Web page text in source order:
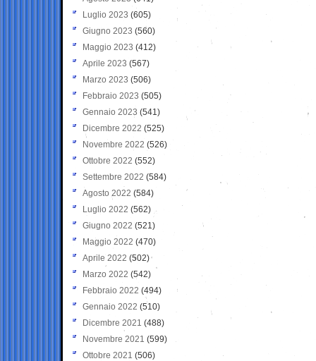
Luglio 2023 (605)
Giugno 2023 (560)
Maggio 2023 (412)
Aprile 2023 (567)
Marzo 2023 (506)
Febbraio 2023 (505)
Gennaio 2023 (541)
Dicembre 2022 (525)
Novembre 2022 (526)
Ottobre 2022 (552)
Settembre 2022 (584)
Agosto 2022 (584)
Luglio 2022 (562)
Giugno 2022 (521)
Maggio 2022 (470)
Aprile 2022 (502)
Marzo 2022 (542)
Febbraio 2022 (494)
Gennaio 2022 (510)
Dicembre 2021 (488)
Novembre 2021 (599)
Ottobre 2021 (506)